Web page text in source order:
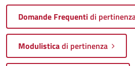
Domande Frequentidi
Modulisticadi pertinenza